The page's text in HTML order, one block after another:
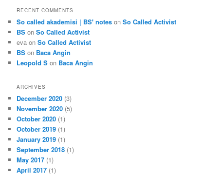
RECENT COMMENTS
So called akademisi | BS' notes onSo Called Activist
BS onSo Called Activist
eva onSo Called Activist
BS on Baca Angin
Leopold S on Baca Angin
ARCHIVES
December 2020 (3)
November 2020 (5)
October 2020 (1)
October 2019 (1)
January 2019 (1)
September 2018 (1)
May 2017 (1)
April 2017 (1)